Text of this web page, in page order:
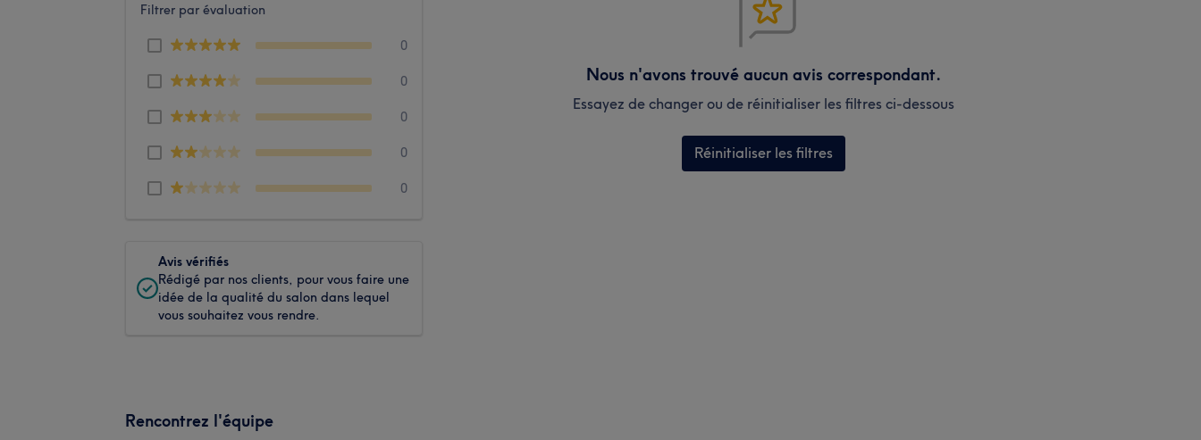
Filtrer par évaluation
0
0
0
0
0
Avis vérifiés
Rédigé par nos clients, pour vous faire une
idée de la qualité du salon dans lequel
vous souhaitez vous rendre.
Nous n'avons trouvé aucun avis correspondant.
Essayez de changer ou de réinitialiser les filtres ci-dessous
Réinitialiser les filtres
Rencontrez l'équipe